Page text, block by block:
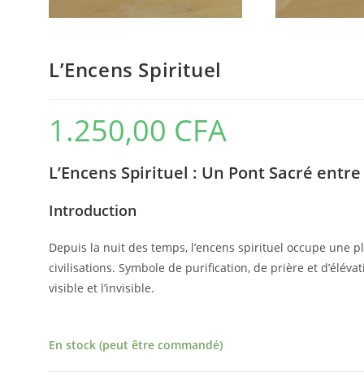
L’Encens Spirituel
1.250,00 CFA
L’Encens Spirituel : Un Pont Sacré
Introduction
Depuis la nuit des temps, l’encens spirituel occupe
civilisations. Symbole de purification, de prière et
visible et l’invisible.
En stock (peut être commandé)